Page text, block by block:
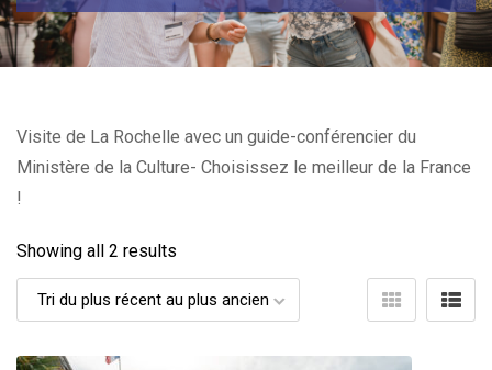
Visite de La Rochelle avec un guide-conférencier du
Ministère de la Culture- Choisissez le meilleur de la France
!
Showing all 2 results